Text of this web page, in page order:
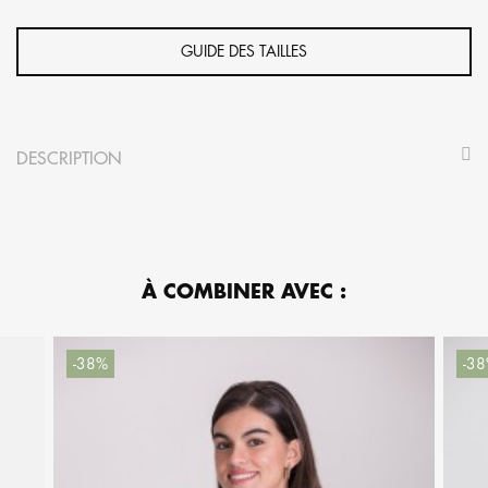
GUIDE DES TAILLES
DESCRIPTION
À COMBINER AVEC :
-38% -